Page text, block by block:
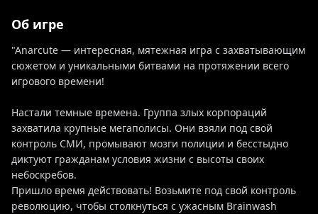
Об игре
"Anarcute — интересная, мятежная игра с захватывающим
сюжетом и уникальными битвами на протяжении всего
игрового времени!
Настали темные времена. Группа злых корпораций
захватила крупные мегаполисы. Они взяли под свой
контроль СМИ, промывают мозги полиции и бесстыдно
диктуют гражданам условия жизни с высоты своих
небоскребов.
Пришло время действовать! Возьмите под свой контроль
революцию, чтобы столкнуться с ужасным Brainwash